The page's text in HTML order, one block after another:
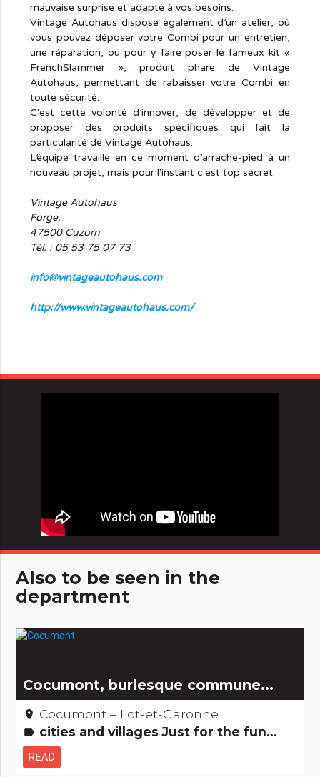
mauvaise surprise et adapté à vos besoins.
Vintage Autohaus dispose également d’un atelier, où
vous pouvez déposer votre Combi pour un entretien,
une réparation, ou pour y faire poser le fameux kit «
FrenchSlammer », produit phare de Vintage
Autohaus, permettant de rabaisser votre Combi en
toute sécurité.
C'est cette volonté d’innover, de développer et de
proposer des produits spécifiques qui fait la
particularité de Vintage Autohaus.
L’équipe travaille en ce moment d’arrache-pied à un
nouveau projet, mais pour l'instant c'est top secret.
Vintage Autohaus
Forge,
47500 Cuzorn
Tél. : 05 53 75 07 73
info@vintageautohaus.com
http://www.vintageautohaus.com/
Also to be seen in the
department
Cocumont, burlesque commune...
place Cocumont – Lot-et-Garonne
label cities and villages Just for the fun...
READ